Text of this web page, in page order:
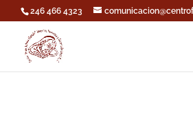
246 466 4323